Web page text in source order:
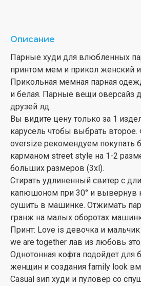
Описание
Парные худи для влюбленных
принтом мем и прикол женский
Прикольная мемная парная
и белая. Парные вещи оверсайз
друзей лд.
Вы видите цену только за 1
карусель чтобы выбрать второе.
oversize рекомендуем покупать
карманом street style на 1-2
больших размеров (3xl).
Стирать удлиненный свитер с
капюшоном при 30° и вывернув
сушить в машинке. Отжимать
гранж на малых оборотах
Принт: Love is девочка и
we are together лав из любовь это.
Однотонная кофта подойдет для
женщин и создания family look
Casual зип худи и пуловер со